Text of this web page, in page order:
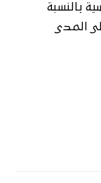
بالنسبة
المدى